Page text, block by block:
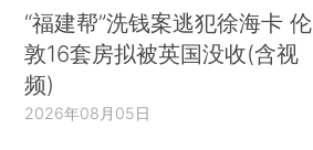
“福建帮”洗钱案逃犯徐海卡 伦
敦16套房拟被英国没收(含视
频)
2026年08月05日